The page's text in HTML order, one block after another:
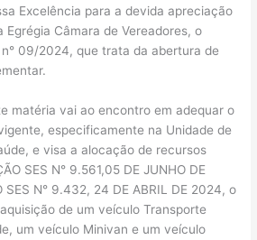
Excelência para a devida apreciação
Egrégia Câmara de Vereadores, o
09/2024, que trata da abertura de
matéria vai ao encontro em adequar o
especificamente na Unidade de
e visa a alocação de recursos
SES N° 9.561,05 DE JUNHO DE
SES N° 9.432, 24 DE ABRIL DE 2024, o
de um veículo Transporte
um veículo Minivan e um veículo